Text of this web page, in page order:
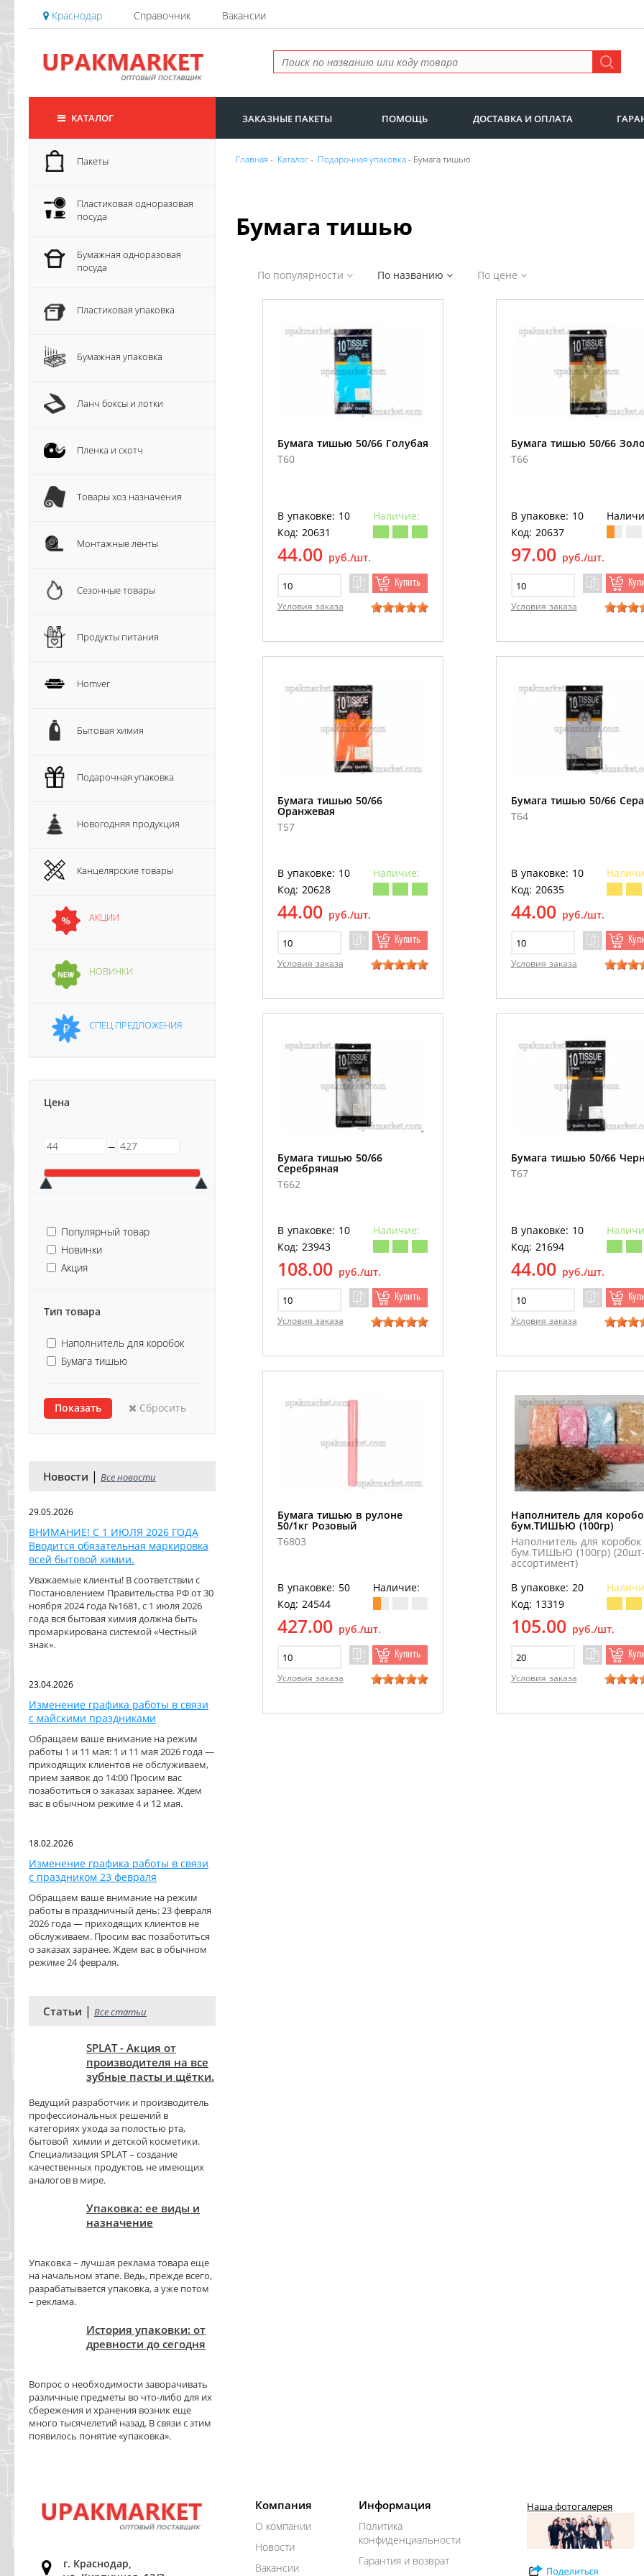
Краснодар Справочник Вакансии
КАТАЛОГ ЗАКАЗНЫЕ ПАКЕТЫ ПОМОЩЬ ДОСТАВКА И ОПЛАТА
Пакеты
Пластиковая одноразовая
посуда
Бумажная одноразовая
посуда
Пластиковая упаковка
Бумажная упаковка
Ланч боксы и лотки
Пленка и скотч
Товары хоз назначения
Монтажные ленты
Сезонные товары
Продукты питания
Homver
Бытовая химия
Подарочная упаковка
Новогодняя продукция
Канцелярские товары
АКЦИИ
НОВИНКИ
СПЕЦ ПРЕДЛОЖЕНИЯ
Цена
─
Популярный товар
Новинки
Акция
Тип товара
Наполнитель для коробок
Бумага тишью
Сбросить
Новости | Все новости
29.05.2026
ВНИМАНИЕ! С 1 ИЮЛЯ 2026 ГОДА
Вводится обязательная маркировка
всей бытовой химии.
Уважаемые клиенты! В соответствии с
Постановлением Правительства РФ от 30
ноября 2024 года №1681, с 1 июля 2026
года вся бытовая химия должна быть
промаркирована системой «Честный
знак».
23.04.2026
Изменение графика работы в связи
с майскими праздниками
Обращаем ваше внимание на режим
работы 1 и 11 мая: 1 и 11 мая 2026 года —
приходящих клиентов не обслуживаем,
прием заявок до 14:00 Просим вас
позаботиться о заказах заранее. Ждем
вас в обычном режиме 4 и 12 мая.
18.02.2026
Изменение графика работы в связи
с праздником 23 февраля
Обращаем ваше внимание на режим
работы в праздничный день: 23 февраля
2026 года — приходящих клиентов не
обслуживаем. Просим вас позаботиться
о заказах заранее. Ждем вас в обычном
режиме 24 февраля.
Статьи | Все статьи
SPLAT - Акция от
производителя на все
зубные пасты и щётки.
Ведущий разработчик и производитель
профессиональных решений в
категориях ухода за полостью рта,
бытовой химии и детской косметики.
Специализация SPLAT – создание
качественных продуктов, не имеющих
аналогов в мире.
Упаковка: ее виды и
назначение
Упаковка – лучшая реклама товара еще
на начальном этапе. Ведь, прежде всего,
разрабатывается упаковка, а уже потом
– реклама.
История упаковки: от
древности до сегодня
Вопрос о необходимости заворачивать
различные предметы во что-либо для их
сбережения и хранения возник еще
много тысячелетий назад. В связи с этим
появилось понятие «упаковка».
Главная- Каталог- Подарочная упаковка- Бумага тишью
Бумага тишью
По популярности По названию По цене
Бумага тишью 50/66 Голубая
T60
В упаковке: 10
Наличие:
Код: 20631
44.00 руб./шт.
Купить
Условия заказа
Бумага тишью 50/66
T66
В упаковке: 10
Код: 20637
97.00 руб./шт.
Условия заказа
Бумага тишью 50/66
Оранжевая
T57
В упаковке: 10
Наличие:
Код: 20628
44.00 руб./шт.
Купить
Условия заказа
Бумага тишью 50/66
T64
В упаковке: 10
Код: 20635
44.00 руб./шт.
Условия заказа
Бумага тишью 50/66
Серебряная
T662
В упаковке: 10
Наличие:
Код: 23943
108.00 руб./шт.
Купить
Условия заказа
Бумага тишью 50/66
T67
В упаковке: 10
Код: 21694
44.00 руб./шт.
Условия заказа
Бумага тишью в рулоне
50/1кг Розовый
Т6803
В упаковке: 50
Наличие:
Код: 24544
427.00 руб./шт.
Купить
Условия заказа
Наполнитель для
бум.ТИШЬЮ (100гр)
Наполнитель для коробок
бум.ТИШЬЮ (100гр)
ассортимент)
В упаковке: 20
Код: 13319
105.00 руб./шт.
Условия заказа
г. Краснодар,
Компания
О компании
Новости
Вакансии
Информация
Политика
конфиденциальности
Гарантия и возврат
Наша фотогалерея